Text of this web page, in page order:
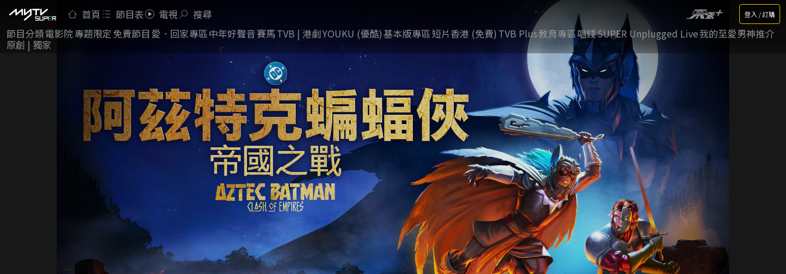
首頁 節目表 電視 搜尋 登入 / 訂購
節目分類電影院專題限定 免費節目 愛．回家專區中年好聲音賽馬TVB | 港劇YOUKU (優酷)基本版專區短片香港 (免費) TVB Plus教育專區唱錢SUPER Unplugged Live我的至愛男神推介
原創 | 獨家